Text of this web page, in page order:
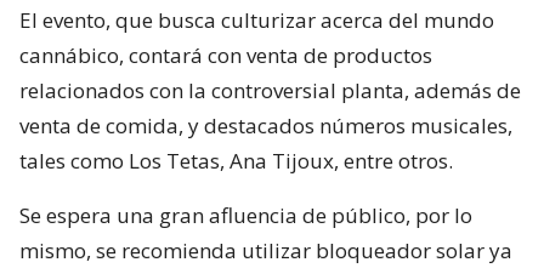
El evento, que busca culturizar acerca del mundo
cannábico, contará con venta de productos
relacionados con la controversial planta, además de
venta de comida, y destacados números musicales,
tales como Los Tetas, Ana Tijoux, entre otros.
Se espera una gran afluencia de público, por lo
mismo, se recomienda utilizar bloqueador solar ya